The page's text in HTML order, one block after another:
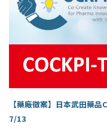
【藥廠徵案】日本武田藥
7/13